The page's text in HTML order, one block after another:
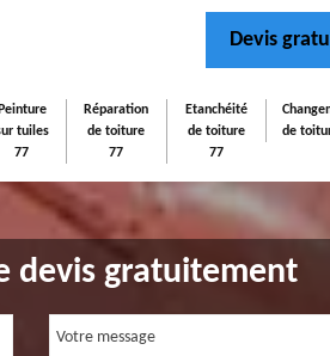
Devis
Peinture
tuiles
77
Réparation
de toiture
77
Etanchéité
de toiture
77
de
devis gratuitement